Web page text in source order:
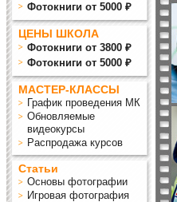
Фотокниги от 5000 ₽
ЦЕНЫ ШКОЛА
Фотокниги от 3800 ₽
Фотокниги от 5000 ₽
МАСТЕР-КЛАССЫ
График проведения МК
Обновляемые
видеокурсы
Распродажа курсов
Статьи
Основы фотографии
Игровая фотография